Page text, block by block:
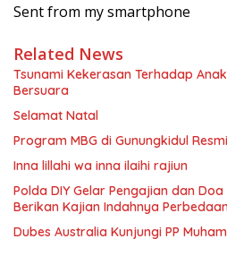
Sent from my smartphone
Related News
Tsunami Kekerasan Terhadap
Bersuara
Selamat Natal
Program MBG di Gunungkidul
Inna lillahi wa inna ilaihi rajiun
Polda DIY Gelar Pengajian dan
Berikan Kajian Indahnya Perbedaan
Dubes Australia Kunjungi PP